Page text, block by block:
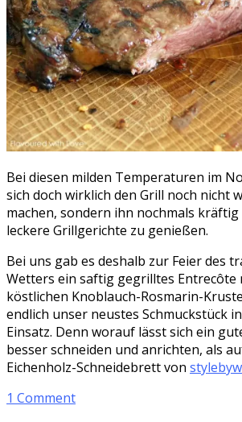
Bei diesen milden Temperaturen im
sich doch wirklich den Grill noch nicht
machen, sondern ihn nochmals
leckere Grillgerichte zu genießen.
Bei uns gab es deshalb zur Feier des
Wetters ein saftig gegrilltes Entrecôte
köstlichen Knoblauch-Rosmarin-
endlich unser neustes Schmuckstück
Einsatz. Denn worauf lässt sich ein
besser schneiden und anrichten, als
Eichenholz-Schneidebrett von
1 Comment